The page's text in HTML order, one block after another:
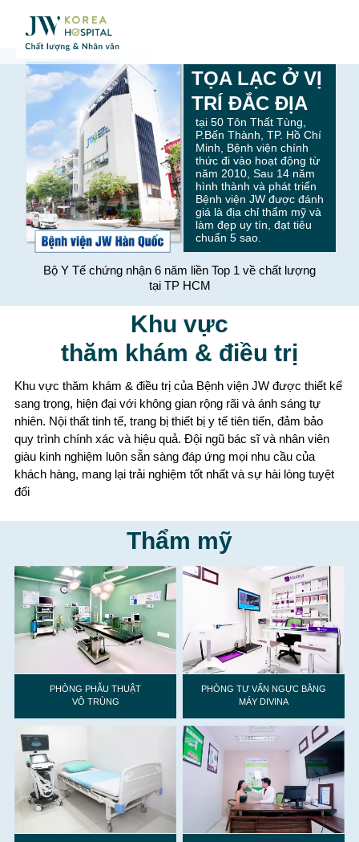
TỌA LẠC Ở VỊ
TRÍ ĐẮC ĐỊA
tại 50 Tôn Thất Tùng,
P.Bến Thành, TP. Hồ Chí
Minh, Bệnh viện chính
thức đi vào hoạt động từ
năm 2010, Sau 14 năm
hình thành và phát triển
Bệnh viện JW được đánh
giá là địa chỉ thẩm mỹ và
làm đẹp uy tín, đạt tiêu
chuẩn 5 sao.
Bộ Y Tế chứng nhận 6 năm liền Top 1 về chất lượng
tại TP HCM
Khu vực
thăm khám & điều trị
Khu vực thăm khám & điều trị của Bệnh viện JW được thiết kế
sang trọng, hiện đại với không gian rộng rãi và ánh sáng tự
nhiên. Nội thất tinh tế, trang bị thiết bị y tế tiên tiến, đảm bảo
quy trình chính xác và hiệu quả. Đội ngũ bác sĩ và nhân viên
giàu kinh nghiệm luôn sẵn sàng đáp ứng mọi nhu cầu của
khách hàng, mang lại trải nghiệm tốt nhất và sự hài lòng tuyệt
đối
Thẩm mỹ
PHÒNG PHẪU THUẬT
VÔ TRÙNG
PHÒNG TƯ VẤN NGỰC BẰNG
MÁY DIVINA